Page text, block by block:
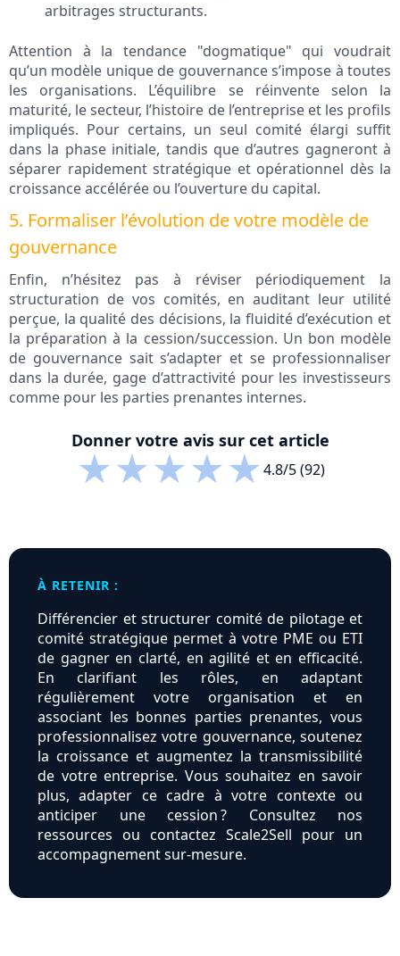
arbitrages structurants.
Attention à la tendance "dogmatique" qui voudrait
qu’un modèle unique de gouvernance s’impose à toutes
les organisations. L’équilibre se réinvente selon la
maturité, le secteur, l’histoire de l’entreprise et les profils
impliqués. Pour certains, un seul comité élargi suffit
dans la phase initiale, tandis que d’autres gagneront à
séparer rapidement stratégique et opérationnel dès la
croissance accélérée ou l’ouverture du capital.
5. Formaliser l’évolution de votre modèle de
gouvernance
Enfin, n’hésitez pas à réviser périodiquement la
structuration de vos comités, en auditant leur utilité
perçue, la qualité des décisions, la fluidité d’exécution et
la préparation à la cession/succession. Un bon modèle
de gouvernance sait s’adapter et se professionnaliser
dans la durée, gage d’attractivité pour les investisseurs
comme pour les parties prenantes internes.
Donner votre avis sur cet article
★★★★★4.8/5 (92)
À RETENIR :
Différencier et structurer comité de pilotage et
comité stratégique permet à votre PME ou ETI
de gagner en clarté, en agilité et en efficacité.
En clarifiant les rôles, en adaptant
régulièrement votre organisation et en
associant les bonnes parties prenantes, vous
professionnalisez votre gouvernance, soutenez
la croissance et augmentez la transmissibilité
de votre entreprise. Vous souhaitez en savoir
plus, adapter ce cadre à votre contexte ou
anticiper une cession ? Consultez nos
ressources ou contactez Scale2Sell pour un
accompagnement sur-mesure.